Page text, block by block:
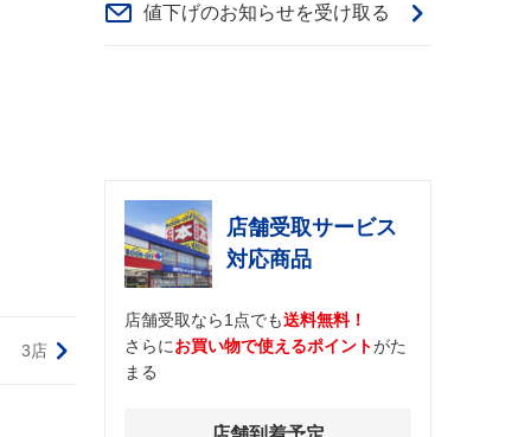
3店
値下げのお知らせを受け取る
店舗受取サービス
対応商品
店舗受取なら1点でも送料無料！
さらにお買い物で使えるポイントがた
まる